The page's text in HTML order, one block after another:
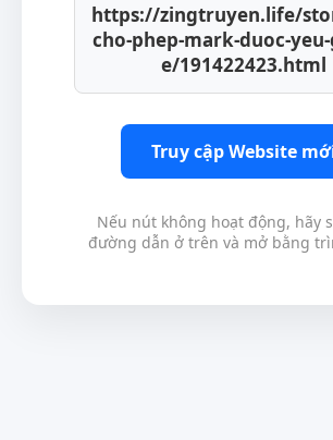
https://zingtruyen.life/
cho-phep-mark-duoc-
e/191422423.html
Truy cập Website
Nếu nút không hoạt động, hãy
đường dẫn ở trên và mở bằng